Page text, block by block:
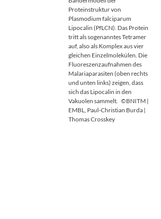
Proteinstruktur von
Plasmodium falciparum
Lipocalin (PfLCN). Das Protein
tritt als sogenanntes Tetramer
auf, also als Komplex aus vier
gleichen Einzelmolekülen. Die
Fluoreszenzaufnahmen des
Malariaparasiten (oben rechts
und unten links) zeigen, dass
sich das Lipocalin in den
Vakuolen sammelt. ©BNITM |
EMBL, Paul-Christian Burda |
Thomas Crosskey